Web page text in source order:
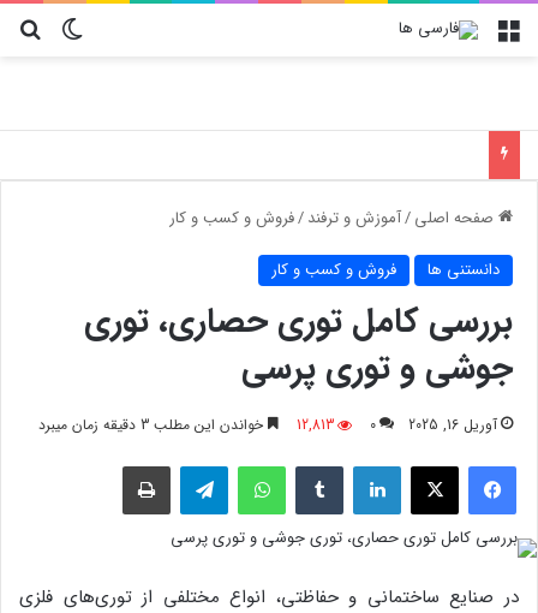
تغییر منو
صفحه اصلی/آموزش و ترفند/فروش و کسب و کار
دانستنی ها فروش و کسب و کار
بررسی کامل توری حصاری، توری
جوشی و توری پرسی
آوریل 16, 2025 0
12,813 خواندن این مطلب 3 دقیقه زمان میبرد
فیسبوک لینکدین واتس آپ
در صنایع ساختمانی و حفاظتی، انواع مختلفی از توری‌های فلزی